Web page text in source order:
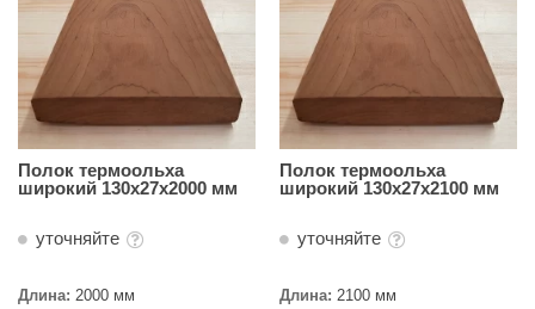
камень
камень
ecology
Полок термоольха
широкий 130х27х2000 мм
уточняйте
Длина: 2000 мм
Полок термоольха
широкий 130х27х2100 мм
уточняйте
Длина: 2100 мм